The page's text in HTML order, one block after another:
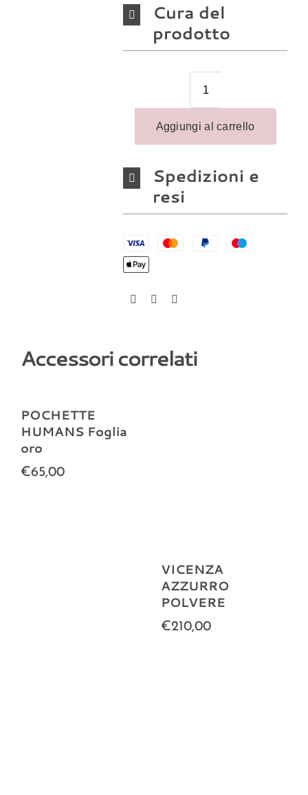
Cura del
prodotto
Spedizioni e
resi
Accessori correlati
POCHETTE
HUMANS Foglia
oro
€65,00
VICENZA
AZZURRO
POLVERE
€210,00